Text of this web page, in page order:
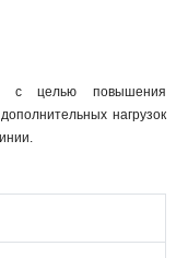
с целью повышения
нагрузок